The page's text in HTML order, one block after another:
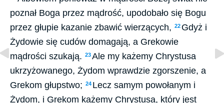
poznał Boga przez mądrość, upodobało się Bogu
przez głupie kazanie zbawić wierzących, 22 Gdyż i
Żydowie się cudów domagają, a Grekowie
mądrości szukają. 23Ale my każemy Chrystusa
ukrzyżowanego, Żydom wprawdzie zgorszenie, a
Grekom głupstwo; 24 Lecz samym powołanym i
Żydom, i Grekom każemy Chrystusa, który jest